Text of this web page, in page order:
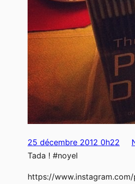
25 décembre 2012 0h22
Tada ! #noyel
https://